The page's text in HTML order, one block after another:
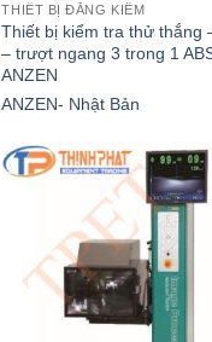
THIẾT BỊ ĐĂNG KIỂM
Thiết bị kiểm tra thử thắng
– trượt ngang 3 trong 1
ANZEN
ANZEN- Nhật Bản